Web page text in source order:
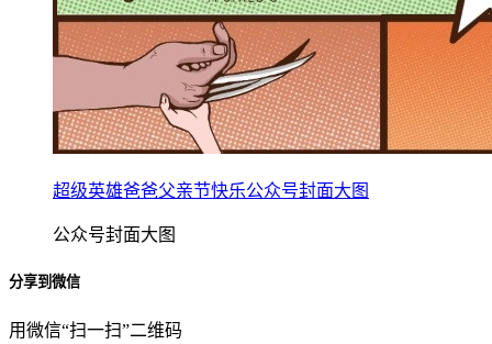
超级英雄爸爸父亲节快乐公众号封面大图
公众号封面大图
分享到微信
用微信“扫一扫”二维码